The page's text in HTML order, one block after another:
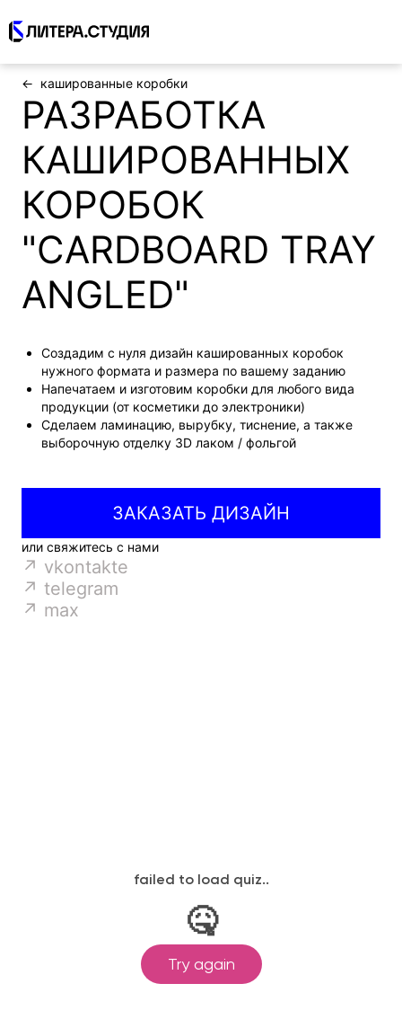
Полиграфия
Упаковка и этикетки
Логотип и фирменный стиль
Корпоративный брендинг, бизнес-
сувениры
Блог
Контакты
Статус заказа
zakaz@litera.studio
+7 (977) 793-64-81
Telegram
Max
кашированные коробки
РАЗРАБОТКА
КАШИРОВАННЫХ
КОРОБОК
"CARDBOARD TRAY
ANGLED"
Создадим с нуля дизайн кашированных коробок
нужного формата и размера по вашему заданию
Напечатаем и изготовим коробки для любого вида
продукции (от косметики до электроники)
Сделаем ламинацию, вырубку, тиснение, а также
выборочную отделку 3D лаком / фольгой
ЗАКАЗАТЬ ДИЗАЙН
или свяжитесь с нами
↗ vkontakte
↗ telegram
↗ max